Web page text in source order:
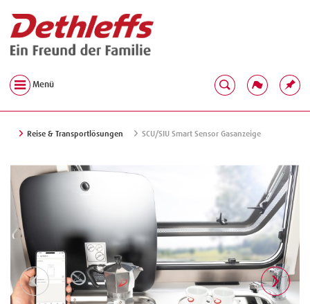
Menü
Reise & Transportlösungen SCU/SIU Smart Sensor Gasanzeige